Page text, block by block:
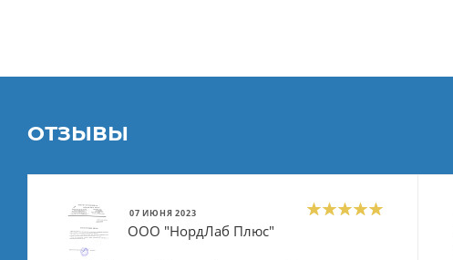
ОТЗЫВЫ
07 ИЮНЯ 2023
ООО "НордЛаб Плюс"